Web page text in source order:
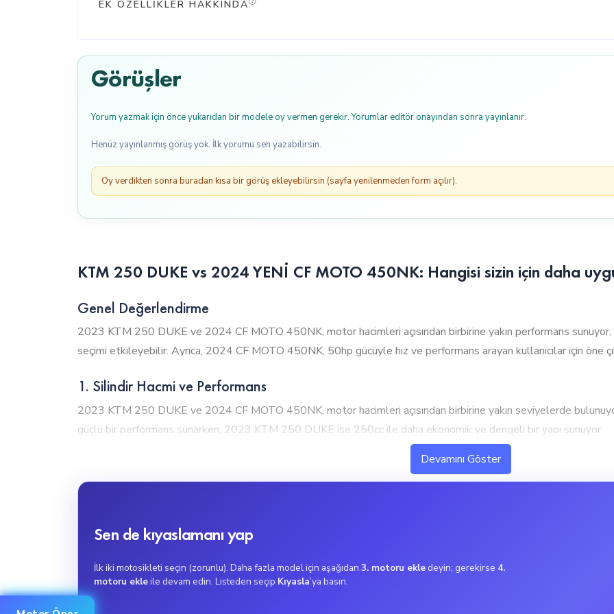
EK ÖZELLIKLER HAKKINDA
Görüşler
Yorum yazmak için önce yukarıdan bir modele oy vermen gerekir. Yorumlar editör onayından sonra yayınlanır.
Henüz yayınlanmış görüş yok. İlk yorumu sen yazabilirsin.
Oy verdikten sonra buradan kısa bir görüş ekleyebilirsin (sayfa yenilenmeden form açılır).
KTM 250 DUKE vs 2024 YENİ CF MOTO 450NK: Hangisi sizin için daha
Genel Değerlendirme
2023 KTM 250 DUKE ve 2024 CF MOTO 450NK, motor hacimleri açısından birbirine yakın performans
seçimi etkileyebilir. Ayrıca, 2024 CF MOTO 450NK, 50hp gücüyle hız ve performans arayan kullanıcılar için öne
1. Silindir Hacmi ve Performans
2023 KTM 250 DUKE ve 2024 CF MOTO 450NK, motor hacimleri açısından birbirine yakın seviyelerde
güçlü bir performans sunarken, 2023 KTM 250 DUKE ise 250cc ile daha ekonomik ve dengeli bir yapı sunuyor.
2024 CF MOTO 450NK, 450cc motor hacmiyle yüksek performans ve hızlanma isteyen kullanıcılar için ideal.
2024 CF MOTO 450NK, 39Nm tork gücü ile güçlü bir performans sunuyor. Yüksek tork değeri, ani hızlanma
DUKE ise 24Nm tork değeri ile şehir içi kullanımda daha dengeli bir sürüş sunar.
2024 CF MOTO 450NK, ani hızlanma gerektiren kullanıcılar için ideal. Bu tork değeri, şehir içi kullanımda
3. Maksimum Hız
Devamını Göster
Sen de kıyaslamanı yap
İlk iki motosikleti seçin (zorunlu). Daha fazla model için aşağıdan 3. motoru ekledeyin; gerekirse 4.
motoru ekleile devam edin. Listeden seçip Kıyasla’ya basın.